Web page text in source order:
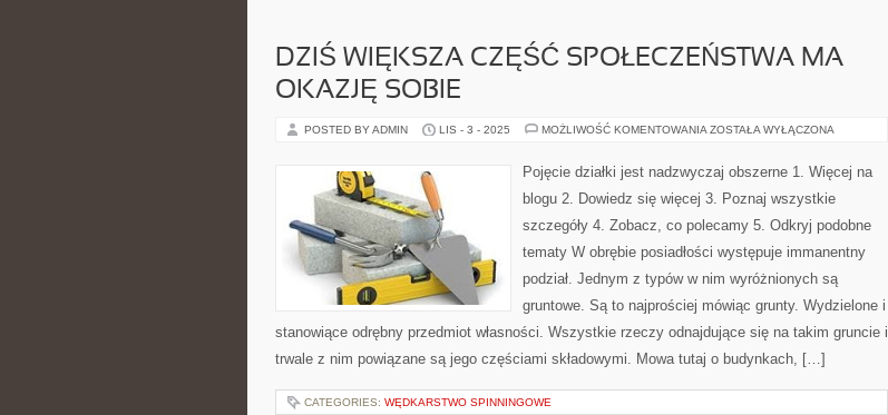
DZIŚ WIĘKSZA CZĘŚĆ SPOŁECZEŃSTWA MA
OKAZJĘ SOBIE
POSTED BY ADMIN LIS - 3 - 2025 MOŻLIWOŚĆ KOMENTOWANIA DZIŚ
SPOŁECZEŃSTWA
MA
SOBIE
ZOSTAŁA WYŁĄCZONA
Pojęcie działki jest nadzwyczaj obszerne 1. Więcej na
blogu 2. Dowiedz się więcej 3. Poznaj wszystkie
szczegóły 4. Zobacz, co polecamy 5. Odkryj podobne
tematy W obrębie posiadłości występuje immanentny
podział. Jednym z typów w nim wyróżnionych są
gruntowe. Są to najprościej mówiąc grunty. Wydzielone i
stanowiące odrębny przedmiot własności. Wszystkie rzeczy odnajdujące się na takim gruncie i
trwale z nim powiązane są jego częściami składowymi. Mowa tutaj o budynkach, […]
CATEGORIES: WĘDKARSTWO SPINNINGOWE